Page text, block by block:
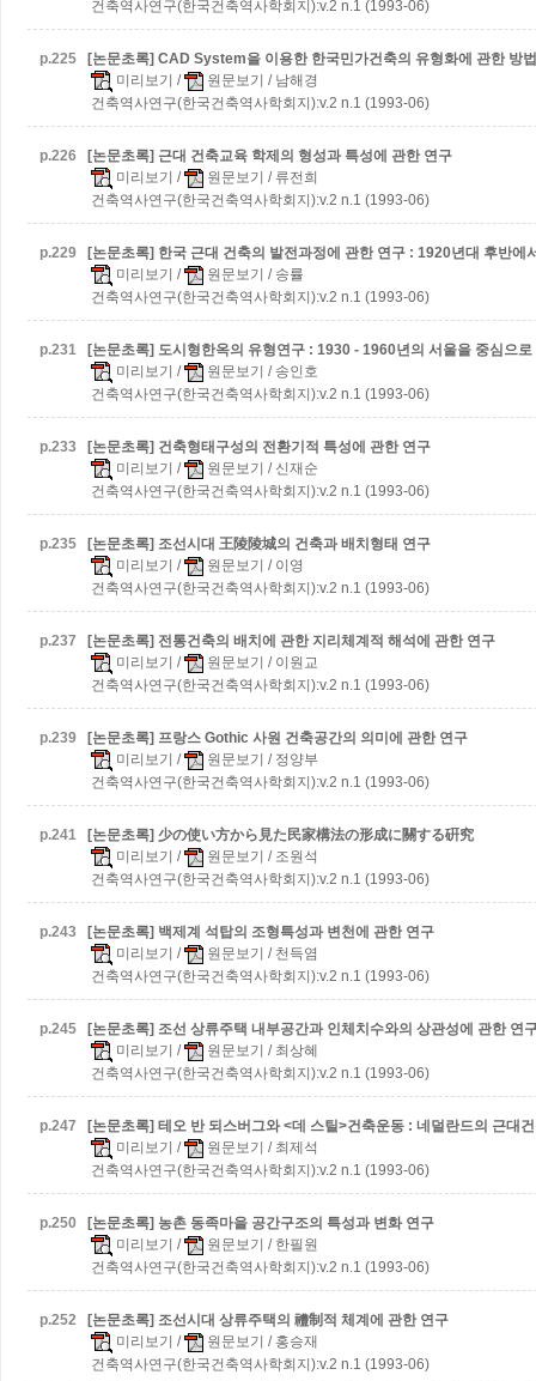
건축역사연구(한국건축역사학회지):v.2 n.1 (1993-06)
p.225
[논문초록] CAD System을 이용한 한국민가건축의 유형화에 관한 방
미리보기 / 원문보기 / 남해경
건축역사연구(한국건축역사학회지):v.2 n.1 (1993-06)
p.226
[논문초록] 근대 건축교육 학제의 형성과 특성에 관한 연구
미리보기 / 원문보기 / 류전희
건축역사연구(한국건축역사학회지):v.2 n.1 (1993-06)
p.229
[논문초록] 한국 근대 건축의 발전과정에 관한 연구 : 1920년대 후반에
미리보기 / 원문보기 / 송률
건축역사연구(한국건축역사학회지):v.2 n.1 (1993-06)
p.231
[논문초록] 도시형한옥의 유형연구 : 1930 - 1960년의 서울을 중심으로
미리보기 / 원문보기 / 송인호
건축역사연구(한국건축역사학회지):v.2 n.1 (1993-06)
p.233
[논문초록] 건축형태구성의 전환기적 특성에 관한 연구
미리보기 / 원문보기 / 신재순
건축역사연구(한국건축역사학회지):v.2 n.1 (1993-06)
p.235
[논문초록] 조선시대 王陵陵城의 건축과 배치형태 연구
미리보기 / 원문보기 / 이영
건축역사연구(한국건축역사학회지):v.2 n.1 (1993-06)
p.237
[논문초록] 전통건축의 배치에 관한 지리체계적 해석에 관한 연구
미리보기 / 원문보기 / 이원교
건축역사연구(한국건축역사학회지):v.2 n.1 (1993-06)
p.239
[논문초록] 프랑스 Gothic 사원 건축공간의 의미에 관한 연구
미리보기 / 원문보기 / 정양부
건축역사연구(한국건축역사학회지):v.2 n.1 (1993-06)
p.241
[논문초록] 少の使い方から見た民家構法の形成に關する硏究
미리보기 / 원문보기 / 조원석
건축역사연구(한국건축역사학회지):v.2 n.1 (1993-06)
p.243
[논문초록] 백제계 석탑의 조형특성과 변천에 관한 연구
미리보기 / 원문보기 / 천득염
건축역사연구(한국건축역사학회지):v.2 n.1 (1993-06)
p.245
[논문초록] 조선 상류주택 내부공간과 인체치수와의 상관성에 관한 연
미리보기 / 원문보기 / 최상혜
건축역사연구(한국건축역사학회지):v.2 n.1 (1993-06)
p.247
[논문초록] 테오 반 되스버그와 <데 스틸>건축운동 : 네덜란드의 근대
미리보기 / 원문보기 / 최제석
건축역사연구(한국건축역사학회지):v.2 n.1 (1993-06)
p.250
[논문초록] 농촌 동족마을 공간구조의 특성과 변화 연구
미리보기 / 원문보기 / 한필원
건축역사연구(한국건축역사학회지):v.2 n.1 (1993-06)
p.252
[논문초록] 조선시대 상류주택의 禮制적 체계에 관한 연구
미리보기 / 원문보기 / 홍승재
건축역사연구(한국건축역사학회지):v.2 n.1 (1993-06)